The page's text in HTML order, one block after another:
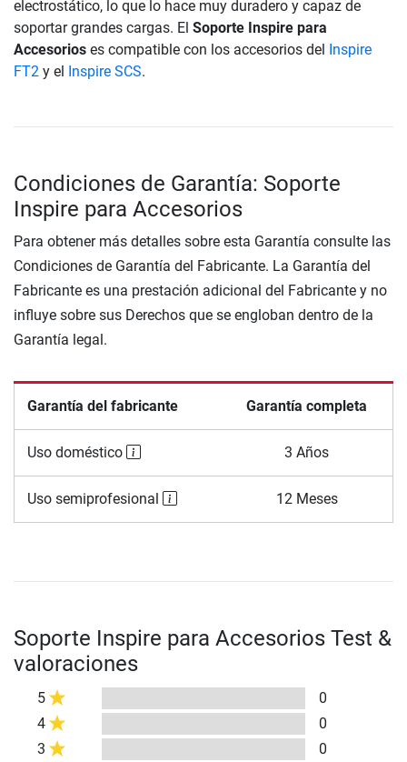
electrostático, lo que lo hace muy duradero y capaz de
soportar grandes cargas. El Soporte Inspire para
Accesorios es compatible con los accesorios del
Inspire
FT2 y el Inspire SCS.
Condiciones de Garantía: Soporte
Inspire para Accesorios
Para obtener más detalles sobre esta Garantía consulte las
Condiciones de Garantía del Fabricante. La Garantía del
Fabricante es una prestación adicional del Fabricante y no
influye sobre sus Derechos que se engloban dentro de la
Garantía legal.
Garantía del fabricante Garantía completa
Uso doméstico 3 Años
Uso semiprofesional 12 Meses
Soporte Inspire para Accesorios Test &
valoraciones
5
0
4
0
3
0